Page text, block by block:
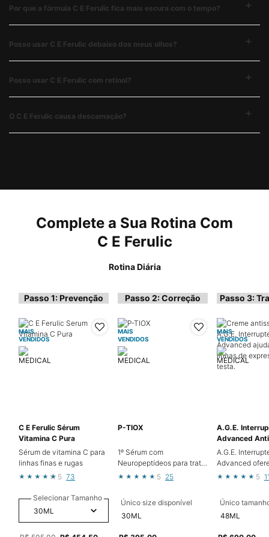
Por que a fórmula C E Ferulic fica mais escura com o tempo?
Posso usar C E Ferulic debaixo dos meus olhos?
Posso usar C E Ferulic com retinol?
O C E Ferulic causa descamação?
Complete a Sua Rotina Com
C E Ferulic
Rotina Diária
Passo 1: Prevenção
MAIS
VENDIDOS
C E Ferulic Sérum
Vitamina C Pura
Sérum de vitamina C para
linhas finas e rugas
5 73
Selecionar Tamanho
Passo 2: Correção
MAIS
VENDIDOS
P-TIOX
1º Sérum com
Neuropeptídeos para tratar
Rugas de Contração e
5 25
Único size disponível
30ML
Passo 3:
MAIS
VENDIDOS
A.G.E.
Advanced
Alta Potência
A.G.E.
Advanced
resultados
tratando cinco
rugas
5
Único
48ML